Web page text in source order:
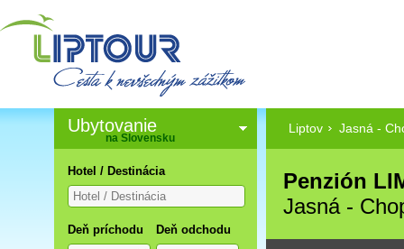
Liptov Jasná -
Penzión
Jasná -
Ubytovanie
na Slovensku
Hotel / Destinácia
Deň príchodu Deň odchodu